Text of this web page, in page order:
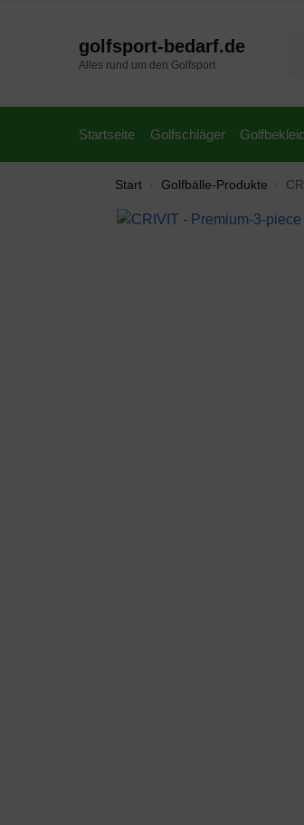
golfsport-bedarf.de
Alles rund um den Golfsport
Startseite Golfschläger
Start Golfbälle-Produkte